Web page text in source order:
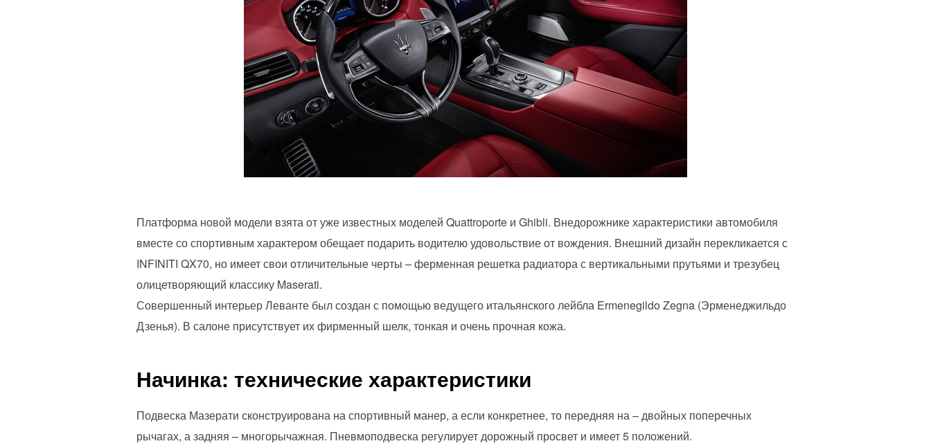
Платформа новой модели взята от уже известных моделей Quattroporte и Ghibli. Внедорожнике характеристики автомобиля
вместе со спортивным характером обещает подарить водителю удовольствие от вождения. Внешний дизайн перекликается с
INFINITI QX70, но имеет свои отличительные черты – ферменная решетка радиатора с вертикальными прутьями и трезубец
олицетворяющий классику Maserati.
Совершенный интерьер Леванте был создан с помощью ведущего итальянского лейбла Ermenegildo Zegna (Эрменеджильдо
Дзенья). В салоне присутствует их фирменный шелк, тонкая и очень прочная кожа.
Начинка: технические характеристики
Подвеска Мазерати сконструирована на спортивный манер, а если конкретнее, то передняя на – двойных поперечных
рычагах, а задняя – многорычажная. Пневмоподвеска регулирует дорожный просвет и имеет 5 положений.